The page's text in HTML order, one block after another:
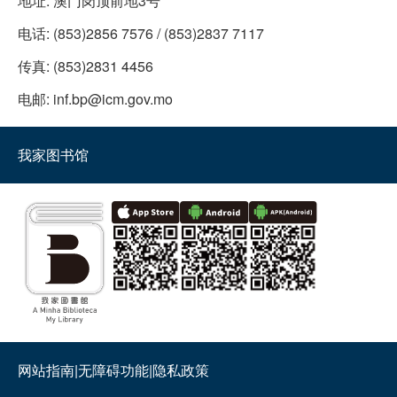
电话: (853)2856 7576 / (853)2837 7117
传真: (853)2831 4456
电邮: inf.bp@icm.gov.mo
我家图书馆
网站指南|无障碍功能|隐私政策